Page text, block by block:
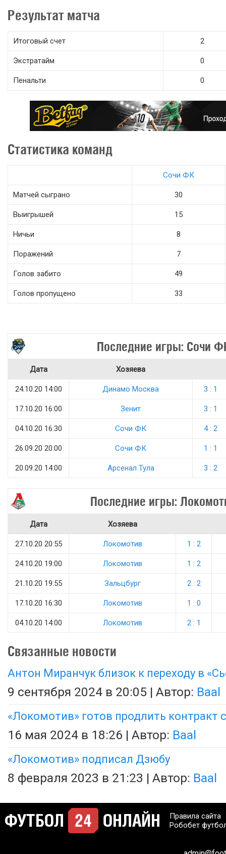
Результат матча
Итоговый счет 2
Экстратайм 0
Пенальти 0
Статистика команд
Сочи ФК
Матчей сыграно 30
Выигрышей 15
Ничьи 8
Поражений 7
Голов забито 49
Голов пропущено 33
Последние игры: Сочи
Дата Хозяева
24.10.20 14:00 Динамо Москва 3 : 1
17.10.20 16:00 Зенит 3 : 1
04.10.20 16:30 Сочи ФК 4 : 2
26.09.20 20:00 Сочи ФК 1 : 1
20.09.20 14:00 Арсенал Тула 3 : 2
Последние игры:
Дата Хозяева
27.10.20 20:55 Локомотив 1 : 2
24.10.20 19:00 Локомотив 1 : 2
21.10.20 19:55 Зальцбург 2 : 2
17.10.20 16:30 Локомотив 1 : 0
04.10.20 14:00 Локомотив 2 : 1
Связанные новости
Антон Миранчук близок к переходу в
9 сентября 2024 в 20:05 | Автор: Baal
«Локомотив» готов продлить контракт
16 мая 2024 в 18:26 | Автор: Baal
«Локомотив» подписал Дзюбу
8 февраля 2023 в 21:23 | Автор: Baal
Правила сайта
Робобет